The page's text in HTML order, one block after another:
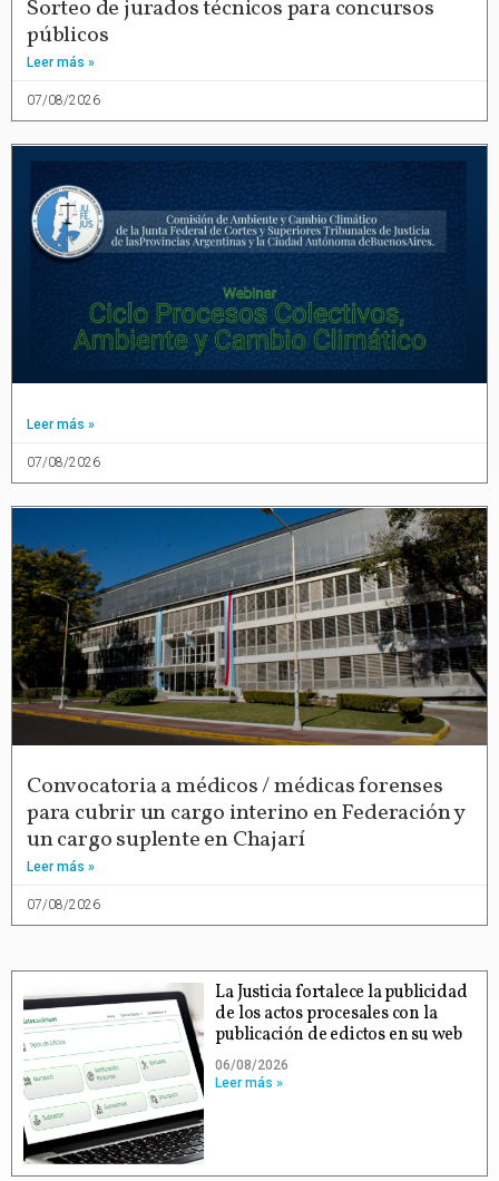
Sorteo de jurados técnicos para concursos
públicos
Leer más »
07/08/2026
Leer más »
07/08/2026
Convocatoria a médicos / médicas forenses
para cubrir un cargo interino en Federación y
un cargo suplente en Chajarí
Leer más »
07/08/2026
La Justicia fortalece la publicidad
de los actos procesales con la
publicación de edictos en su web
06/08/2026
Leer más »